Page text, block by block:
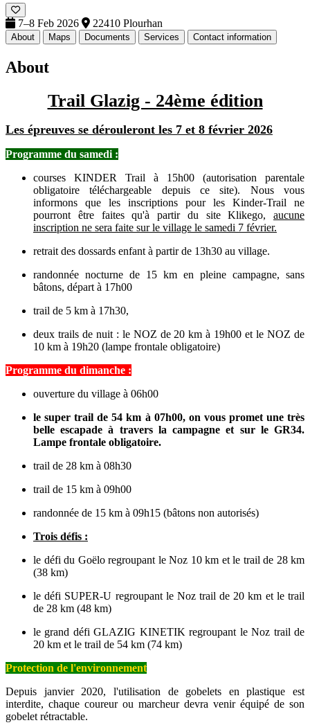
7–8 Feb 2026 22410 Plourhan
About Maps Documents Services Contact information
About
Trail Glazig - 24ème édition
Les épreuves se dérouleront les 7 et 8 février 2026
Programme du samedi :
courses KINDER Trail à 15h00 (autorisation parentale
obligatoire téléchargeable depuis ce site). Nous vous
informons que les inscriptions pour les Kinder-Trail ne
pourront être faites qu'à partir du site Klikego, aucune
inscription ne sera faite sur le village le samedi 7 février.
retrait des dossards enfant à partir de 13h30 au village.
randonnée nocturne de 15 km en pleine campagne, sans
bâtons, départ à 17h00
trail de 5 km à 17h30,
deux trails de nuit : le NOZ de 20 km à 19h00 et le NOZ de
10 km à 19h20 (lampe frontale obligatoire)
Programme du dimanche :
ouverture du village à 06h00
le supertrail de 54 km à 07h00, on vous promet une très
belle escapade à travers la campagne et sur le GR34.
Lampe frontale obligatoire.
trail de 28 km à 08h30
trail de 15 km à 09h00
randonnée de 15 km à 09h15 (bâtons non autorisés)
Trois défis :
le défi du Goëlo regroupant le Noz 10 km et le trail de 28 km
(38 km)
le défi SUPER-U regroupant le Noz trail de 20 km et le trail
de 28 km (48 km)
le grand défi GLAZIG KINETIK regroupant le Noz trail de
20 km et le trail de 54 km (74 km)
Protection de l'environnement
Depuis janvier 2020, l'utilisation de gobelets en plastique est
interdite, chaque coureur ou marcheur devra venir équipé de son
gobelet rétractable.